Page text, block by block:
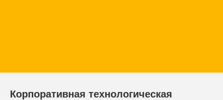
Корпоративная технологическая